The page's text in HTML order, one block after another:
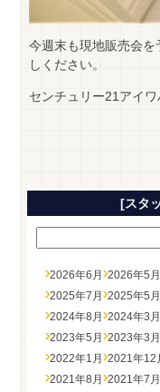
今週末も現地販売会
しください。
センチュリー21アイワ
[スタ
2026年6月 2026年5
2025年7月 2025年5
2024年8月 2024年3
2023年5月 2023年3
2022年1月 2021年12
2021年8月 2021年7